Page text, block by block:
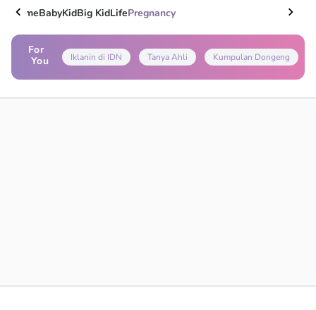
HomeBabyKidBig KidLifePregnancy
For
You
Iklanin di IDN Tanya Ahli Kumpulan Dongeng